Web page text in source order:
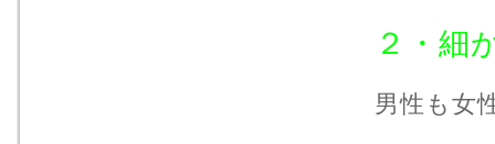
２・細
男性も女